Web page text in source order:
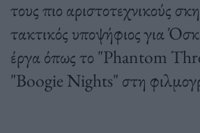
τους πιο αριστοτεχνικούς
τακτικός υποψήφιος για
έργα όπως το "Phantom
"Boogie Nights" στη